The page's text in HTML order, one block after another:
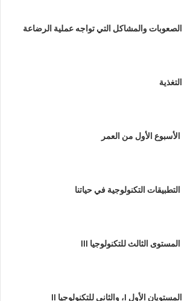
الصعوبات والمشاكل التي تواجه عملية الرضاعة
التغذية
الأسبوع الأول من العمر
التطبيقات التكنولوجية في حياتنا
المستوى الثالث للتكنولوجيا III
المستويان الأول I، والثاني للتكنولوجيا II